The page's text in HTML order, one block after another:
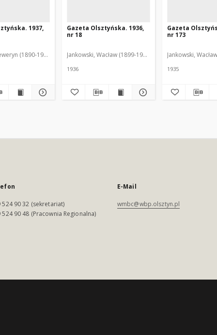
1937,
(1890-1940). Red.
Gazeta Olsztyńska. 1936,
nr 18
Jankowski, Wacław (1899-1975). Red.
1936
Gazeta
nr 173
Jankowski,
1935
524 90 32 (sekretariat)
524 90 48 (Pracownia Regionalna)
E-Mail
wmbc@wbp.olsztyn.pl